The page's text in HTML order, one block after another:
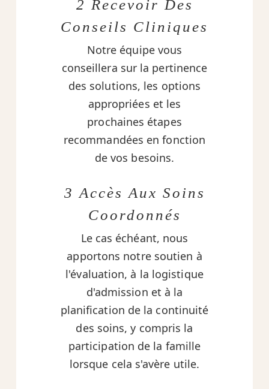
2 Recevoir Des
Conseils Cliniques
Notre équipe vous
conseillera sur la pertinence
des solutions, les options
appropriées et les
prochaines étapes
recommandées en fonction
de vos besoins.
3 Accès Aux Soins
Coordonnés
Le cas échéant, nous
apportons notre soutien à
l'évaluation, à la logistique
d'admission et à la
planification de la continuité
des soins, y compris la
participation de la famille
lorsque cela s'avère utile.